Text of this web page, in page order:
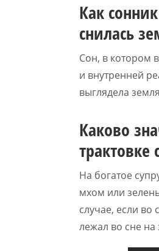
Как
снилась
Сон, в котором
и внутренней
выглядела
Каково
трактовке
На богатое
мхом или
случае, если
лежал во сне на